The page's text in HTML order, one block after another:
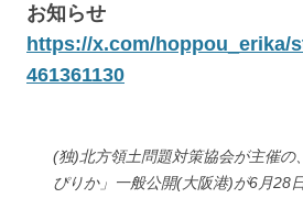
お知らせ
https://x.com/hoppou_erika/
461361130
(独)北方領土問題対策協会が主催の
ぴりか」一般公開(大阪港)が6月28